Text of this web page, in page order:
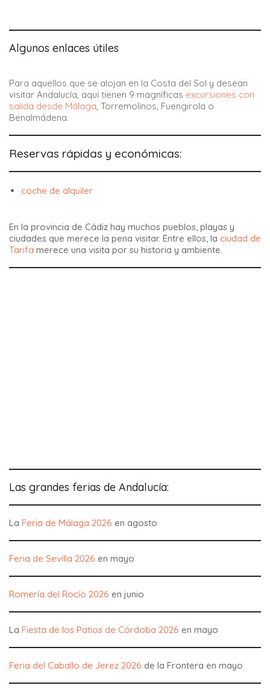
Algunos enlaces útiles
Para aquellos que se alojan en la Costa del Sol y desean
visitar Andalucía, aquí tienen 9 magníficas excursiones con
salida desde Málaga , Torremolinos, Fuengirola o
Benalmádena.
Reservas rápidas y económicas:
coche de alquiler
En la provincia de Cádiz hay muchos pueblos, playas y
ciudades que merece la pena visitar. Entre ellos, la ciudad de
Tarifa merece una visita por su historia y ambiente.
desde el blog de andaluciamia.com